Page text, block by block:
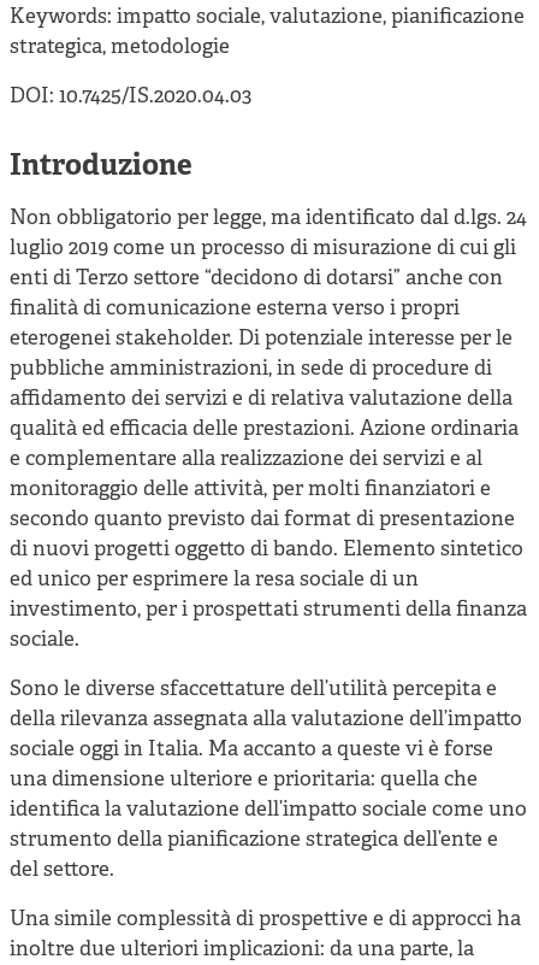
Keywords: impatto sociale, valutazione, pianificazione
strategica, metodologie
DOI: 10.7425/IS.2020.04.03
Introduzione
Non obbligatorio per legge, ma identificato dal d.lgs. 24
luglio 2019 come un processo di misurazione di cui gli
enti di Terzo settore “decidono di dotarsi” anche con
finalità di comunicazione esterna verso i propri
eterogenei stakeholder. Di potenziale interesse per le
pubbliche amministrazioni, in sede di procedure di
affidamento dei servizi e di relativa valutazione della
qualità ed efficacia delle prestazioni. Azione ordinaria
e complementare alla realizzazione dei servizi e al
monitoraggio delle attività, per molti finanziatori e
secondo quanto previsto dai format di presentazione
di nuovi progetti oggetto di bando. Elemento sintetico
ed unico per esprimere la resa sociale di un
investimento, per i prospettati strumenti della finanza
sociale.
Sono le diverse sfaccettature dell’utilità percepita e
della rilevanza assegnata alla valutazione dell’impatto
sociale oggi in Italia. Ma accanto a queste vi è forse
una dimensione ulteriore e prioritaria: quella che
identifica la valutazione dell’impatto sociale come uno
strumento della pianificazione strategica dell’ente e
del settore.
Una simile complessità di prospettive e di approcci ha
inoltre due ulteriori implicazioni: da una parte, la